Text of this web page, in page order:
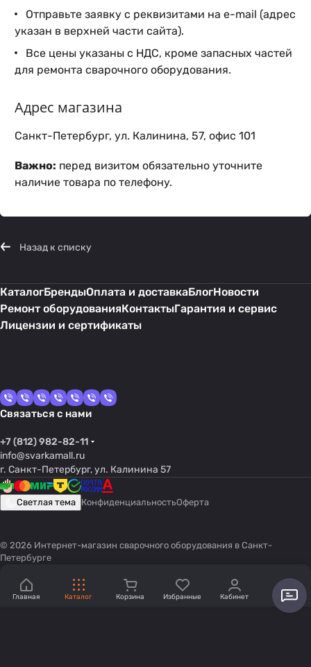
Отправьте заявку с реквизитами на e-mail (адрес
указан в верхней части сайта).
Все цены указаны с НДС, кроме запасных частей
для ремонта сварочного оборудования.
Адрес магазина
Санкт-Петербург, ул. Калинина, 57, офис 101
Важно: перед визитом обязательно уточните
наличие товара по телефону.
Назад к списку
КаталогБрендыОплата и доставкаБлогНовости
Ремонт оборудованияКонтактыГарантия и сервис
Лицензии и сертификаты
Связаться с нами
+7 (812) 982-82-11
info@svarkamall.ru
г. Санкт-Петербург, ул. Калинина 57
Светлая тема КонфиденциальностьОферта
© 2026 Интернет-магазин сварочного оборудования в Санкт-
Петербурге
Главная Каталог Корзина Избранные Кабинет Акции